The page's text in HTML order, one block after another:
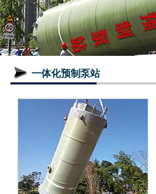
一体化预制泵站